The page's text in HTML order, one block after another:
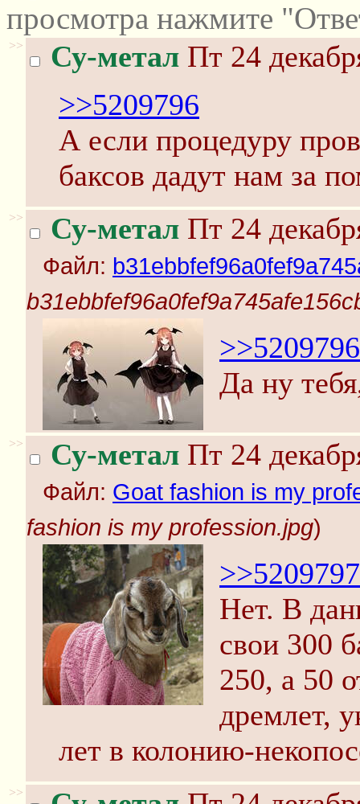
просмотра нажмите
>> Су-метал Пт 24
>>5209796
А если процедуру
баксов дадут нам за
>> Су-метал Пт 24
Файл:
>>5209796
Да ну
>> Су-метал Пт 24
Файл: Goat fashion is my
fashion is my profession.jpg)
>>5209797
Нет. В
свои 300
250, а 50
дремлет,
лет в колонию-
>>